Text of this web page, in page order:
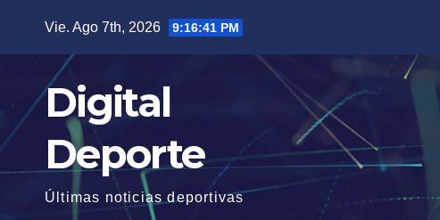
contenido
Vie. Ago 7th, 2026 9:16:42 PM
Digital
Deporte
Últimas noticias deportivas